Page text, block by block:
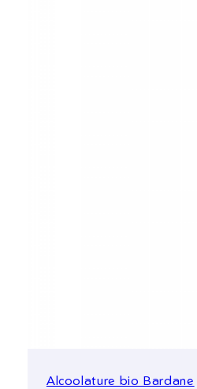
Alcoolature bio Bardane